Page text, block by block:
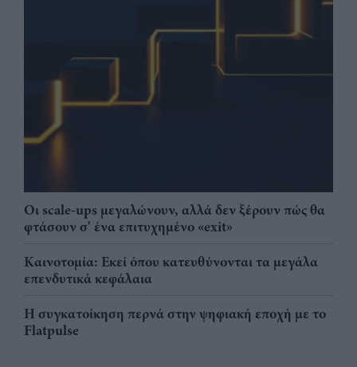
Οι scale-ups μεγαλώνουν, αλλά δεν ξέρουν πώς θα
φτάσουν σ' ένα επιτυχημένο «exit»
Καινοτομία: Εκεί όπου κατευθύνονται τα μεγάλα
επενδυτικά κεφάλαια
Η συγκατοίκηση περνά στην ψηφιακή εποχή με το
Flatpulse